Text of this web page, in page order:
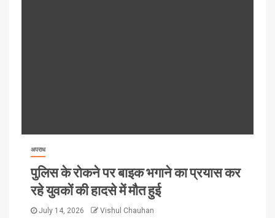
अपराध
पुलिस के रोकने पर बाइक भगाने का प्रयास कर
रहे युवकों की हादसे में मौत हुई
July 14, 2026 Vishul Chauhan